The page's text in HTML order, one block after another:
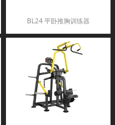
BL24 平卧推胸训练器